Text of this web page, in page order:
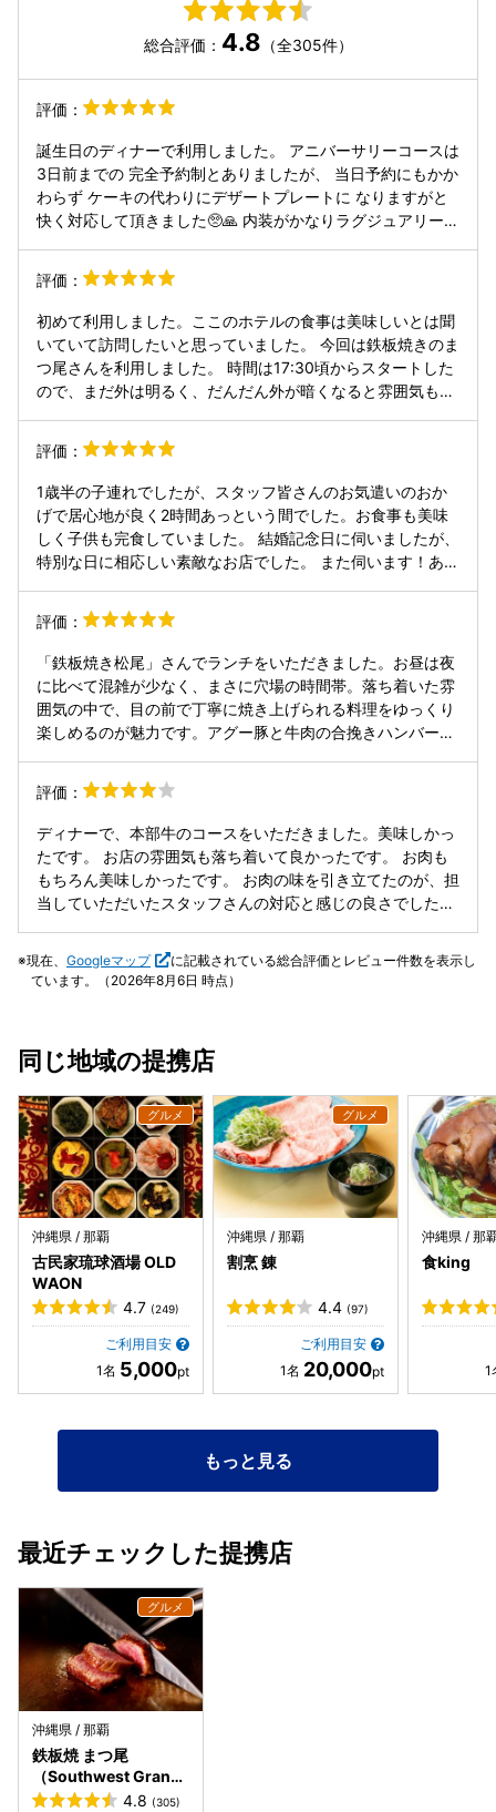
総合評価： 4.8 （全305件）
評価：
誕生日のディナーで利用しました。 アニバーサリーコースは
3日前までの 完全予約制とありましたが、 当日予約にもかか
わらず ケーキの代わりにデザートプレートに なりますがと
快く対応して頂きました🥺🙏 内装がかなりラグジュアリーで
のおかげで 緊張せず終始リラックスして 過ごすことができ
ました。 肝心のお料理ですが、 コース全てのお料理が本当
に美味しくて 感激でした〜🥹💕 とくに燻製した卵黄とお肉
を 一緒にいただくすき焼きが 格別に美味しくて、 残ったた
れで食べる卵かけご飯は 感動の美味しさでした!!3合食べた
い!! 大好きなオマール海老も新鮮で 焼き加減が絶妙で唸る美
ださった大城さんは 本当に手際もよく、ずっと見ていられま
素敵な時間を過ごすことができ、とても幸せでした。 これか
らも通わせて頂きたいと思います。 ご馳走様でした（๑ ᷇ 𖥦
᷆๑)♡
評価：
初めて利用しました。ここのホテルの食事は美味しいとは聞
いていて訪問したいと思っていました。 今回は鉄板焼きのま
つ尾さんを利用しました。 時間は17:30頃からスタートした
ので、まだ外は明るく、だんだん外が暗くなると雰囲気も変
でき、あまりガヤガヤしてないほうがいい方は、早めの時間
がオススメです！ 観光客や海外の方もいるので、その中には
お子様もいます。 なのでゆっくり、雰囲気も含めて楽しみた
いのであれば、早く行かれると味わえるのではないかと。タ
イミングによってはそうでない時もあるとは思います。 予約
時に確認されるといいと思います。 駐車場は利用していない
のでわかりませんが、ホテルなので利用できるとは思います
て、目の前で一品一品丁寧に調理して頂けます。 焼き加減も
大好きな方は、焼き加減をちゃんと伝えたほうがいいと思い
ます。柔らかく、いい感じに出してくれます。 写真はミディ
アムレアのフィレです。 お肉も柔らかくて美味しかったで
す。 私はお酒は飲まず、ノンアルコールでした。 ビールは
オリオンビールが生とノンアルでありたした。 2杯目は葡萄
ジュース🍇ですが、とっても濃厚で美味しかったです。また
🍊を頂きました。 これも甘みもあるけど、さっぱりしてたか
な。 ランチもやっているみたいなので、次回はランチでも来
てみたいと思います。 ごちそうさまでした😊
評価：
1歳半の子連れでしたが、スタッフ皆さんのお気遣いのおか
げで居心地が良く2時間あっという間でした。お食事も美味
しく子供も完食していました。 結婚記念日に伺いましたが、
特別な日に相応しい素敵なお店でした。 また伺います！あり
評価：
「鉄板焼き松尾」さんでランチをいただきました。お昼は夜
に比べて混雑が少なく、まさに穴場の時間帯。落ち着いた雰
囲気の中で、目の前で丁寧に焼き上げられる料理をゆっくり
楽しめるのが魅力です。アグー豚と牛肉の合挽きハンバーグ
待が高まり、一口食べればそのふっくら感と肉汁の旨さに納
得。すき焼き風のお肉に添えられた可愛いサイズのご飯も相
性抜群で、思わず笑顔になる組み合わせでした。序盤はオリ
オンビールで喉を潤しつつ、赤ワインはメニュー外のものま
で出してくれる心遣いが嬉しい。今日のフィレ肉は赤城牛
で、やわらかく上品な味わいに大満足。〆のガーリックライ
良く、今日は昼でしたが次はぜひ夜に来たいと思える素敵な
お店です。
評価：
ディナーで、本部牛のコースをいただきました。美味しかっ
たです。 お店の雰囲気も落ち着いて良かったです。 お肉も
もちろん美味しかったです。 お肉の味を引き立てたのが、担
当していただいたスタッフさんの対応と感じの良さでした♪
に丁寧で感じ良くとっても楽しい時間となりました。
現在、 Googleマップ
に記載されている総合評価とレビュー件数を表示し
ています。（2026年8月6日 時点）
同じ地域の提携店
沖縄県 / 那覇
古民家琉球酒場 OLD
WAON
4.7 (249)
ご利用目安
5,000
沖縄県 / 那覇
割烹 錬
4.4 (97)
ご利用目安
20,000
沖縄県 / 那
食king
もっと見る
最近チェックした提携店
沖縄県 / 那覇
鉄板焼 まつ尾
（Southwest Grand
Hotel内）
4.8 (305)